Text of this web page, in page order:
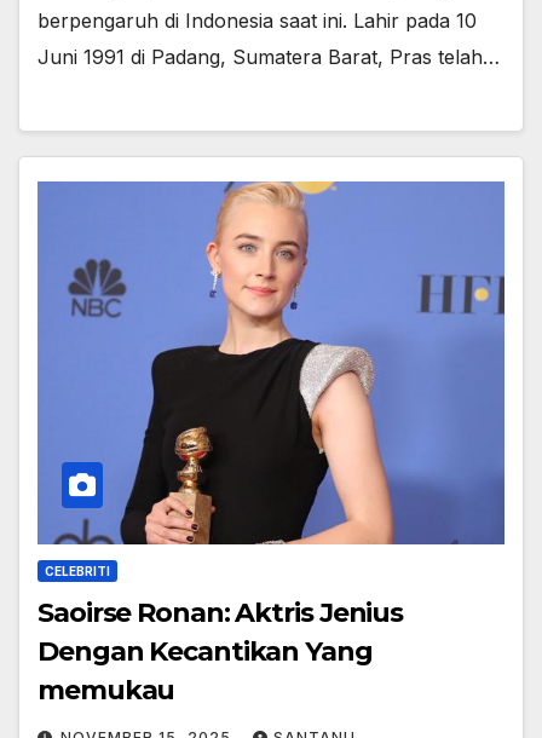
berpengaruh di Indonesia saat ini. Lahir pada 10
Juni 1991 di Padang, Sumatera Barat, Pras telah…
CELEBRITI
Saoirse Ronan: Aktris Jenius
Dengan Kecantikan Yang
memukau